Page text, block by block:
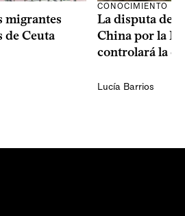
migrantes
de Ceuta
CONOCIMIENTO
La disputa de
China por la
controlará la
Lucía Barrios